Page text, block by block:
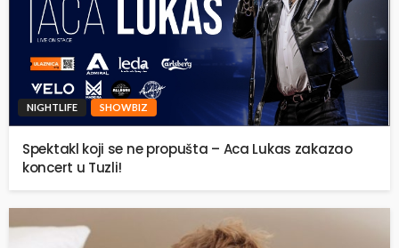
NIGHTLIFE SHOWBIZ
Spektakl koji se ne propušta – Aca Lukas zakazao
koncert u Tuzli!